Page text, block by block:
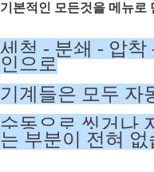
기본적인 모든것을 메뉴로
세척 - 분쇄 - 압착
인으로
기계들은 모두 자
수동으로 씻거나
는 부분이 전혀 없